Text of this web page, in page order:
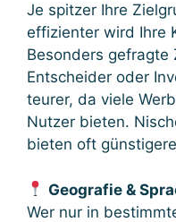
Je spitzer Ihre
effizienter wird Ihre
Besonders gefragte
Entscheider oder
teurer, da viele
Nutzer bieten.
bieten oft
Geografie &
Wer nur in